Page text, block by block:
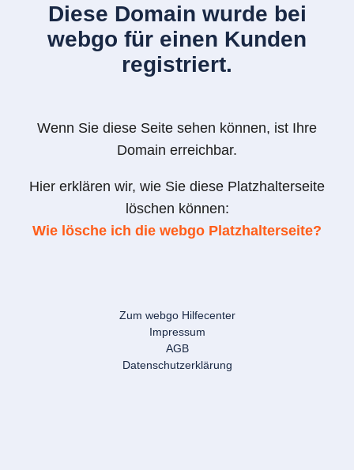
Diese Domain wurde bei
webgo für einen Kunden
registriert.
Wenn Sie diese Seite sehen können, ist Ihre
Domain erreichbar.
Hier erklären wir, wie Sie diese Platzhalterseite
löschen können:
Wie lösche ich die webgo Platzhalterseite?
Zum webgo Hilfecenter
Impressum
AGB
Datenschutzerklärung